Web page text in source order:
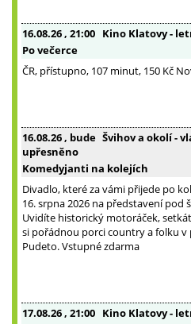
16.08.26 , 21:00 Kino Klatovy -
Po večerce
ČR, přístupno, 107 minut, 150 Kč
16.08.26 , bude
upřesněno
Švihov a okolí -
Komedyjanti na kolejích
Divadlo, které za vámi přijede po
16. srpna 2026 na představení
Uvidíte historický motoráček,
si pořádnou porci country a folku
Pudeto. Vstupné zdarma
17.08.26 , 21:00 Kino Klatovy -